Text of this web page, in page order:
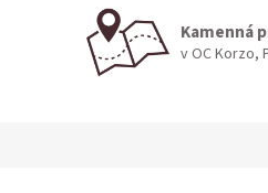
Kamenná
v OC Korzo,